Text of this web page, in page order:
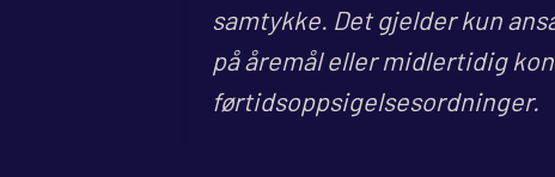
samtykke. Det gjelder kun
på åremål eller midlertidig
førtidsoppsigelsesordninger.